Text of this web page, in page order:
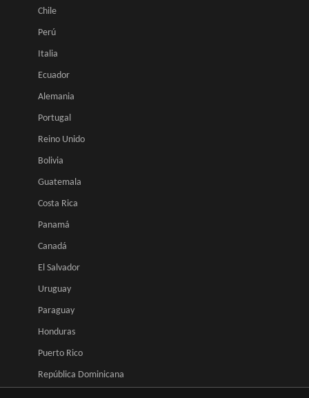
Chile
Perú
Italia
Ecuador
Alemania
Portugal
Reino Unido
Bolivia
Guatemala
Costa Rica
Panamá
Canadá
El Salvador
Uruguay
Paraguay
Honduras
Puerto Rico
República Dominicana